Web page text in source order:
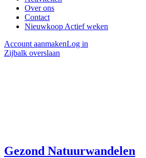
Over ons
Contact
Nieuwkoop Actief weken
Account aanmakenLog in
Zijbalk overslaan
Gezond Natuurwandelen